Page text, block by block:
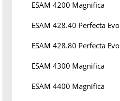
ESAM 4200 Magnifica
ESAM 428.40 Perfecta Evo
ESAM 428.80 Perfecta Evo
ESAM 4300 Magnifica
ESAM 4400 Magnifica